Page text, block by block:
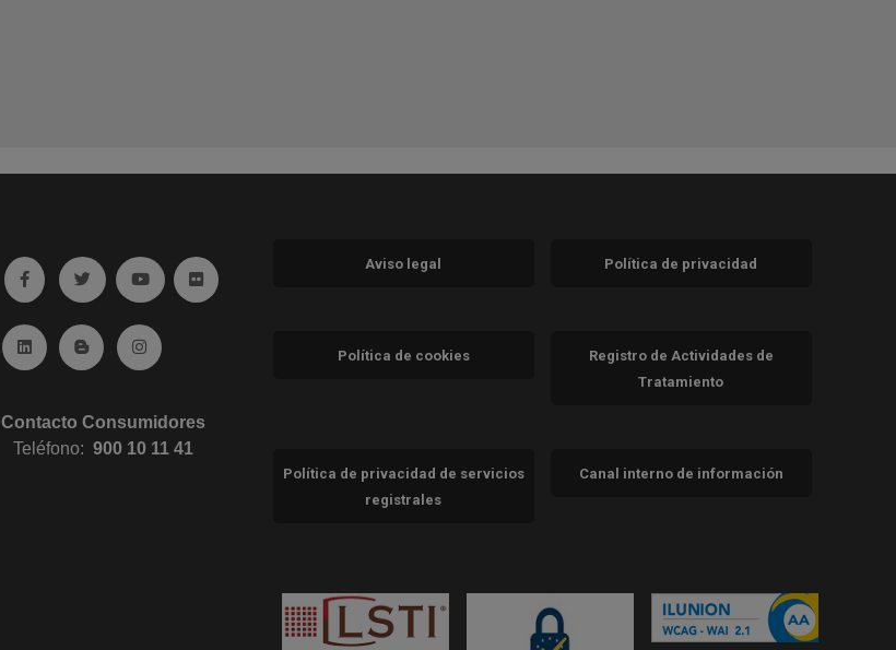
Ir a facebook (abre en ventana nueva)
Ir a twitter (abre en ventana nueva)
Ir a YouTube (abre en ventana nueva)
Ir a Flickr (abre en ventana nueva)
Ir a Linkedin (abre en ventana nueva)
Ir al Blog (abre en ventana nueva)
Ir a Instagram (abre en ventana nueva)
Contacto Consumidores
Teléfono:900 10 11 41
Aviso legal Política de privacidad
Política de cookies
Registro de Actividades de
Tratamiento
Política de privacidad de servicios
registrales
Canal interno de información